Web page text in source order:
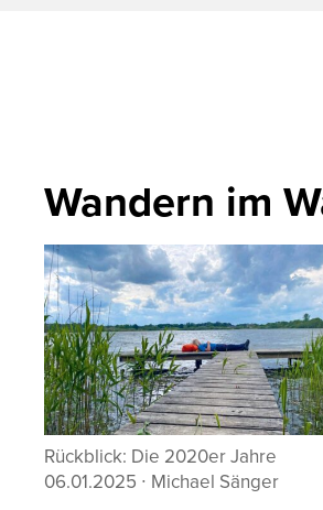
Wandern im
Jahre
Sänger
Rückblick:
21.12.2024